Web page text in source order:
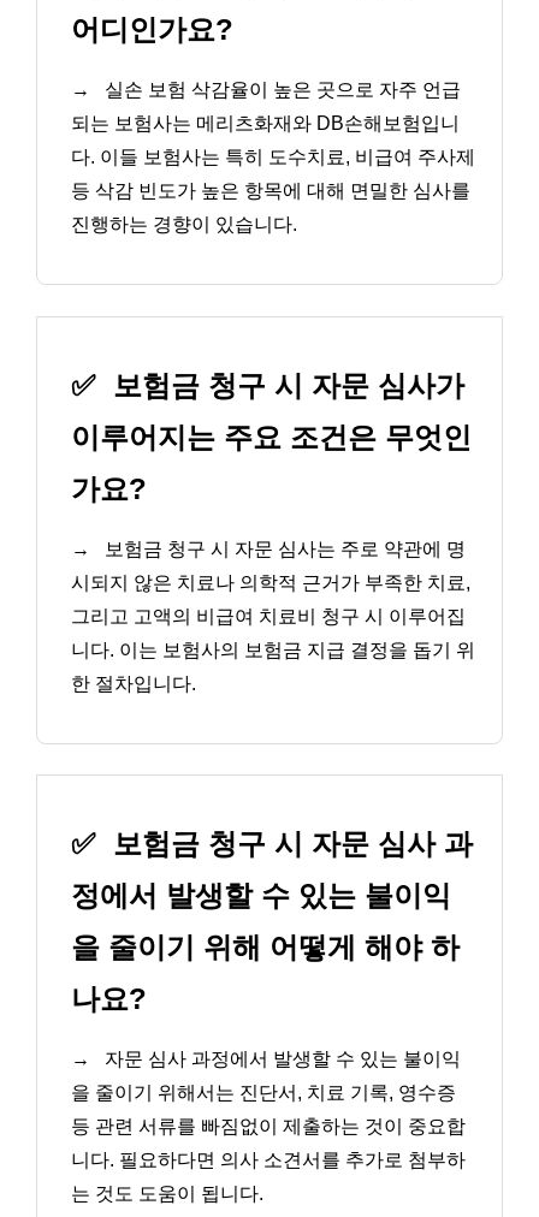
어디인가요?
→
실손 보험 삭감율이 높은 곳으로 자주 언급
되는 보험사는 메리츠화재와 DB손해보험입니
다. 이들 보험사는 특히 도수치료, 비급여 주사제
등 삭감 빈도가 높은 항목에 대해 면밀한 심사를
진행하는 경향이 있습니다.
✅ 보험금 청구 시 자문 심사가
이루어지는 주요 조건은 무엇인
가요?
→
보험금 청구 시 자문 심사는 주로 약관에 명
시되지 않은 치료나 의학적 근거가 부족한 치료,
그리고 고액의 비급여 치료비 청구 시 이루어집
니다. 이는 보험사의 보험금 지급 결정을 돕기 위
한 절차입니다.
✅ 보험금 청구 시 자문 심사 과
정에서 발생할 수 있는 불이익
을 줄이기 위해 어떻게 해야 하
나요?
→
자문 심사 과정에서 발생할 수 있는 불이익
을 줄이기 위해서는 진단서, 치료 기록, 영수증
등 관련 서류를 빠짐없이 제출하는 것이 중요합
니다. 필요하다면 의사 소견서를 추가로 첨부하
는 것도 도움이 됩니다.